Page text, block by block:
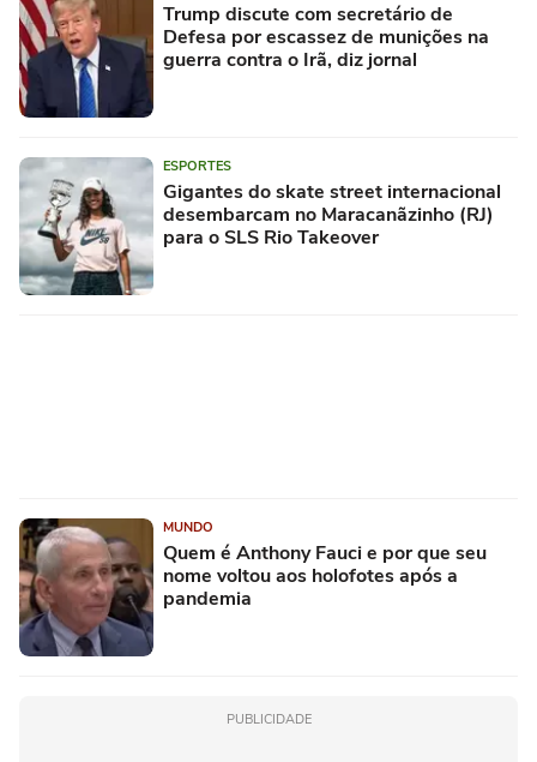
Trump discute com secretário de
Defesa por escassez de munições na
guerra contra o Irã, diz jornal
ESPORTES
Gigantes do skate street internacional
desembarcam no Maracanãzinho (RJ)
para o SLS Rio Takeover
MUNDO
Quem é Anthony Fauci e por que seu
nome voltou aos holofotes após a
pandemia
PUBLICIDADE